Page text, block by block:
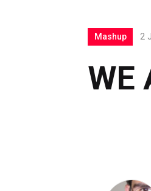
WE
Mashup 2